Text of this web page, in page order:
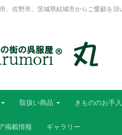
、佐野市、茨城県結城市からご愛顧を
取扱い商品 きもののお手
掲載情報 ギャラリー